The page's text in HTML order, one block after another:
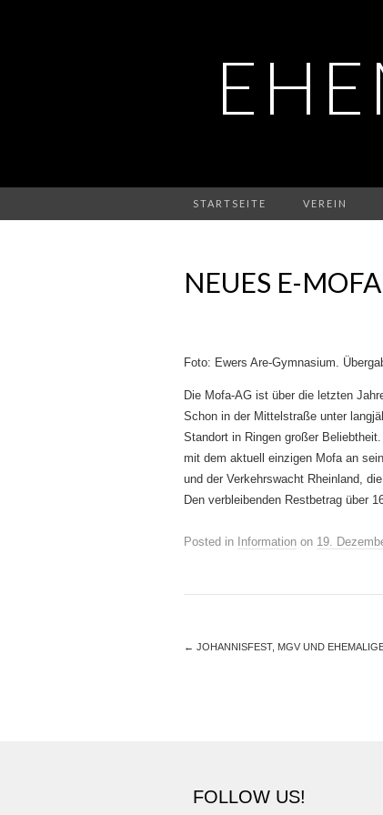
STARTSEITE VEREIN
NEUES E-
Foto: Ewers Are-Gymnasium.
Die Mofa-AG ist über die letzten
Schon in der Mittelstraße unter
Standort in Ringen großer
mit dem aktuell einzigen Mofa an
und der Verkehrswacht Rheinland,
Den verbleibenden Restbetrag über
Posted in Information on 19.
← JOHANNISFEST, MGV UND
FOLLOW US!